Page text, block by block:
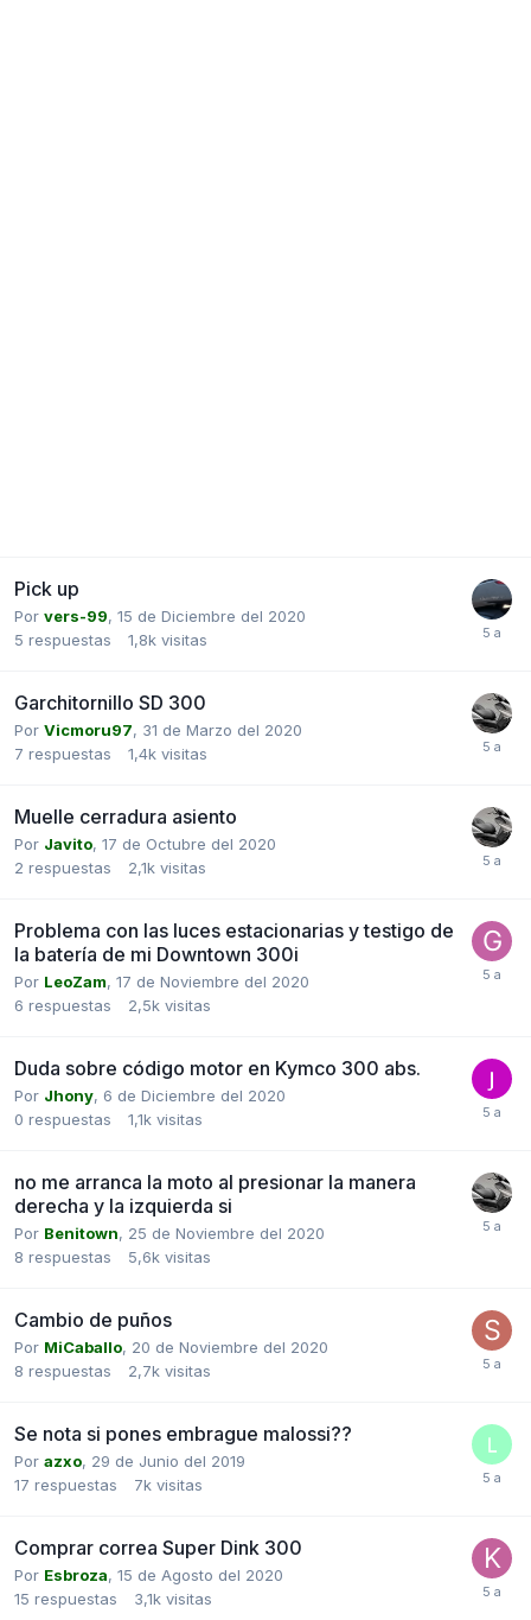
Pick up
Por vers-99, 15 de Diciembre del 2020
5 respuestas 1,8k visitas
Garchitornillo SD 300
Por Vicmoru97, 31 de Marzo del 2020
7 respuestas 1,4k visitas
Muelle cerradura asiento
Por Javito, 17 de Octubre del 2020
2 respuestas 2,1k visitas
Problema con las luces estacionarias y testigo de
la batería de mi Downtown 300i
Por LeoZam, 17 de Noviembre del 2020
6 respuestas 2,5k visitas
Duda sobre código motor en Kymco 300 abs.
Por Jhony, 6 de Diciembre del 2020
0 respuestas 1,1k visitas
no me arranca la moto al presionar la manera
derecha y la izquierda si
Por Benitown, 25 de Noviembre del 2020
8 respuestas 5,6k visitas
Cambio de puños
Por MiCaballo, 20 de Noviembre del 2020
8 respuestas 2,7k visitas
Se nota si pones embrague malossi??
Por azxo, 29 de Junio del 2019
17 respuestas 7k visitas
Comprar correa Super Dink 300
Por Esbroza, 15 de Agosto del 2020
15 respuestas 3,1k visitas